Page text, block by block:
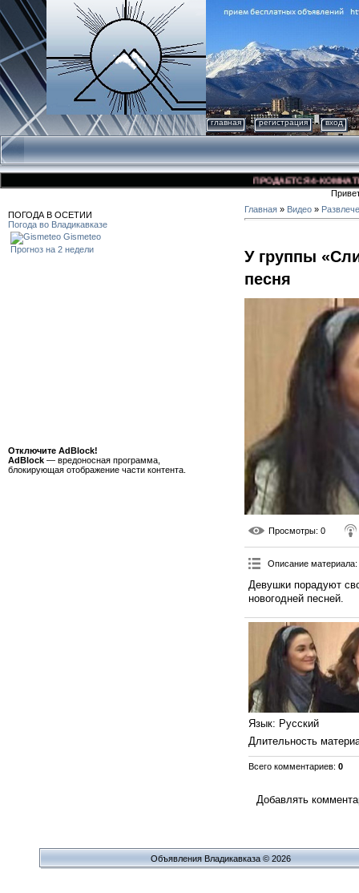
главная регистрация вход
ПРОДАЕТСЯ 4-
ПОГОДА В ОСЕТИИ
Погода во Владикавказе
Gismeteo
Прогноз на 2 недели
Отключите AdBlock!
AdBlock — вредоносная программа,
блокирующая отображение части контента.
Главная » Видео »
У группы
песня
Просмотры: 0
Описание материала:
Девушки порадуют
новогодней песней.
Язык: Русский
Длительность
Всего комментариев: 0
Добавлять
Объявления Владикавказа © 2026